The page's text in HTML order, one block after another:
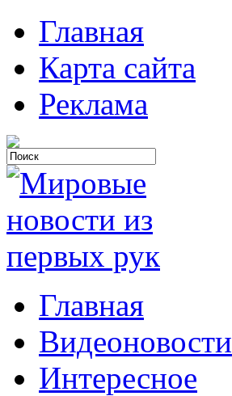
Главная
Карта сайта
Реклама
Главная
Видеоновости
Интересное